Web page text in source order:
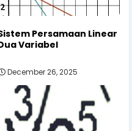
Persamaan Linear
Variabel
December 26, 2025